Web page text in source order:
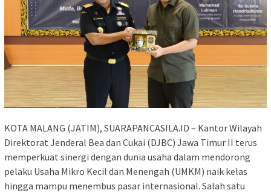
KOTA MALANG (JATIM), SUARAPANCASILA.ID – Kantor Wilayah
Direktorat Jenderal Bea dan Cukai (DJBC) Jawa Timur II terus
memperkuat sinergi dengan dunia usaha dalam mendorong
pelaku Usaha Mikro Kecil dan Menengah (UMKM) naik kelas
hingga mampu menembus pasar internasional. Salah satu